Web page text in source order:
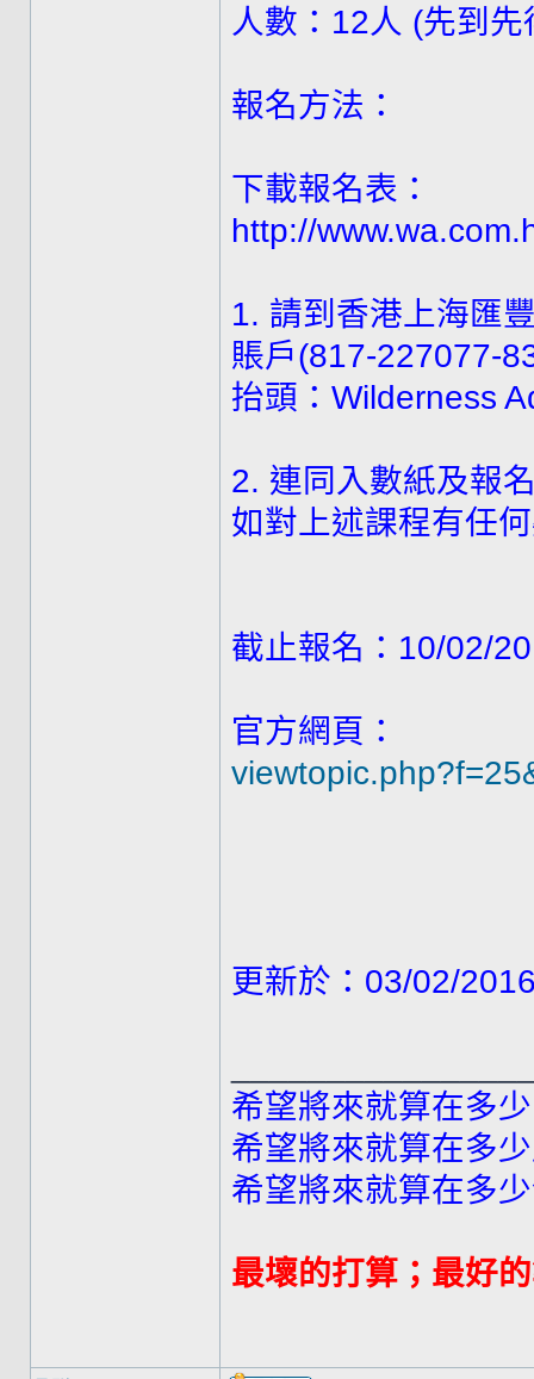
人數：12人 (先到先
報名方法：
下載報名表：
http://
1. 請到香港上海匯
賬戶(817-227077-
抬頭：Wilderness
2. 連同入數紙及報
如對上述課程有任
截止報名：10/02/
官方網頁：
更新於：03/02/
希望將來就算在多
希望將來就算在多
希望將來就算在多
最壞的打算；最好